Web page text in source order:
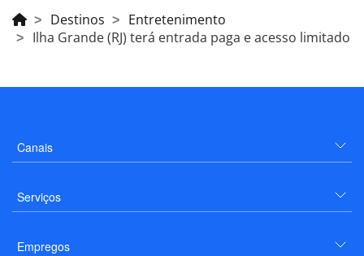
Destinos
Entretenimento
Ilha Grande (RJ) terá entrada paga e acesso limitado
Canais
Serviços
Empregos